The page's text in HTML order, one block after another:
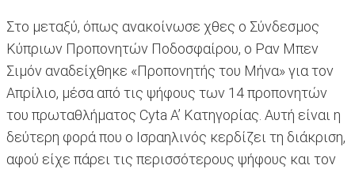
Στο μεταξύ, όπως ανακοίνωσε χθες ο Σύνδεσμος
Κύπριων Προπονητών Ποδοσφαίρου, ο Ραν Μπεν
Σιμόν αναδείχθηκε «Προπονητής του Μήνα» για τον
Απρίλιο, μέσα από τις ψήφους των 14 προπονητών
του πρωταθλήματος Cyta A’ Κατηγορίας. Αυτή είναι η
δεύτερη φορά που ο Ισραηλινός κερδίζει τη διάκριση,
αφού είχε πάρει τις περισσότερους ψήφους και τον